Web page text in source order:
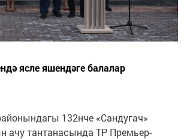
ясле яшендәге балалар
132нче «Сандугач»
ачу тантанасында ТР Премьер-